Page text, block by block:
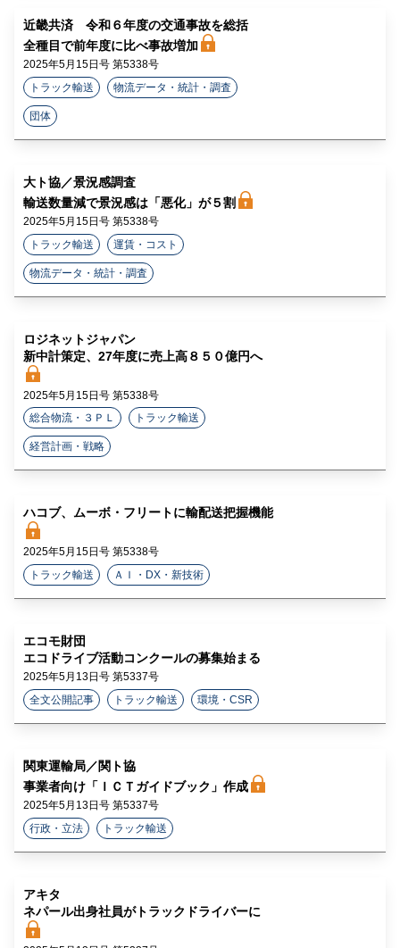
近畿共済 令和６年度の交通事故を総括
全種目で前年度に比べ事故増加
2025年5月15日号 第5338号
トラック輸送
物流データ・統計・調査
団体
大ト協／景況感調査
輸送数量減で景況感は「悪化」が５割
2025年5月15日号 第5338号
トラック輸送
運賃・コスト
物流データ・統計・調査
ロジネットジャパン
新中計策定、27年度に売上高８５０億円へ
2025年5月15日号 第5338号
総合物流・３ＰＬ
トラック輸送
経営計画・戦略
ハコブ、ムーボ・フリートに輸配送把握機能
2025年5月15日号 第5338号
トラック輸送
ＡＩ・DX・新技術
エコモ財団
エコドライブ活動コンクールの募集始まる
2025年5月13日号 第5337号
全文公開記事
トラック輸送 環境・CSR
関東運輸局／関ト協
事業者向け「ＩＣＴガイドブック」作成
2025年5月13日号 第5337号
行政・立法
トラック輸送
アキタ
ネパール出身社員がトラックドライバーに